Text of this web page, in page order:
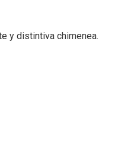
y distintiva chimenea.